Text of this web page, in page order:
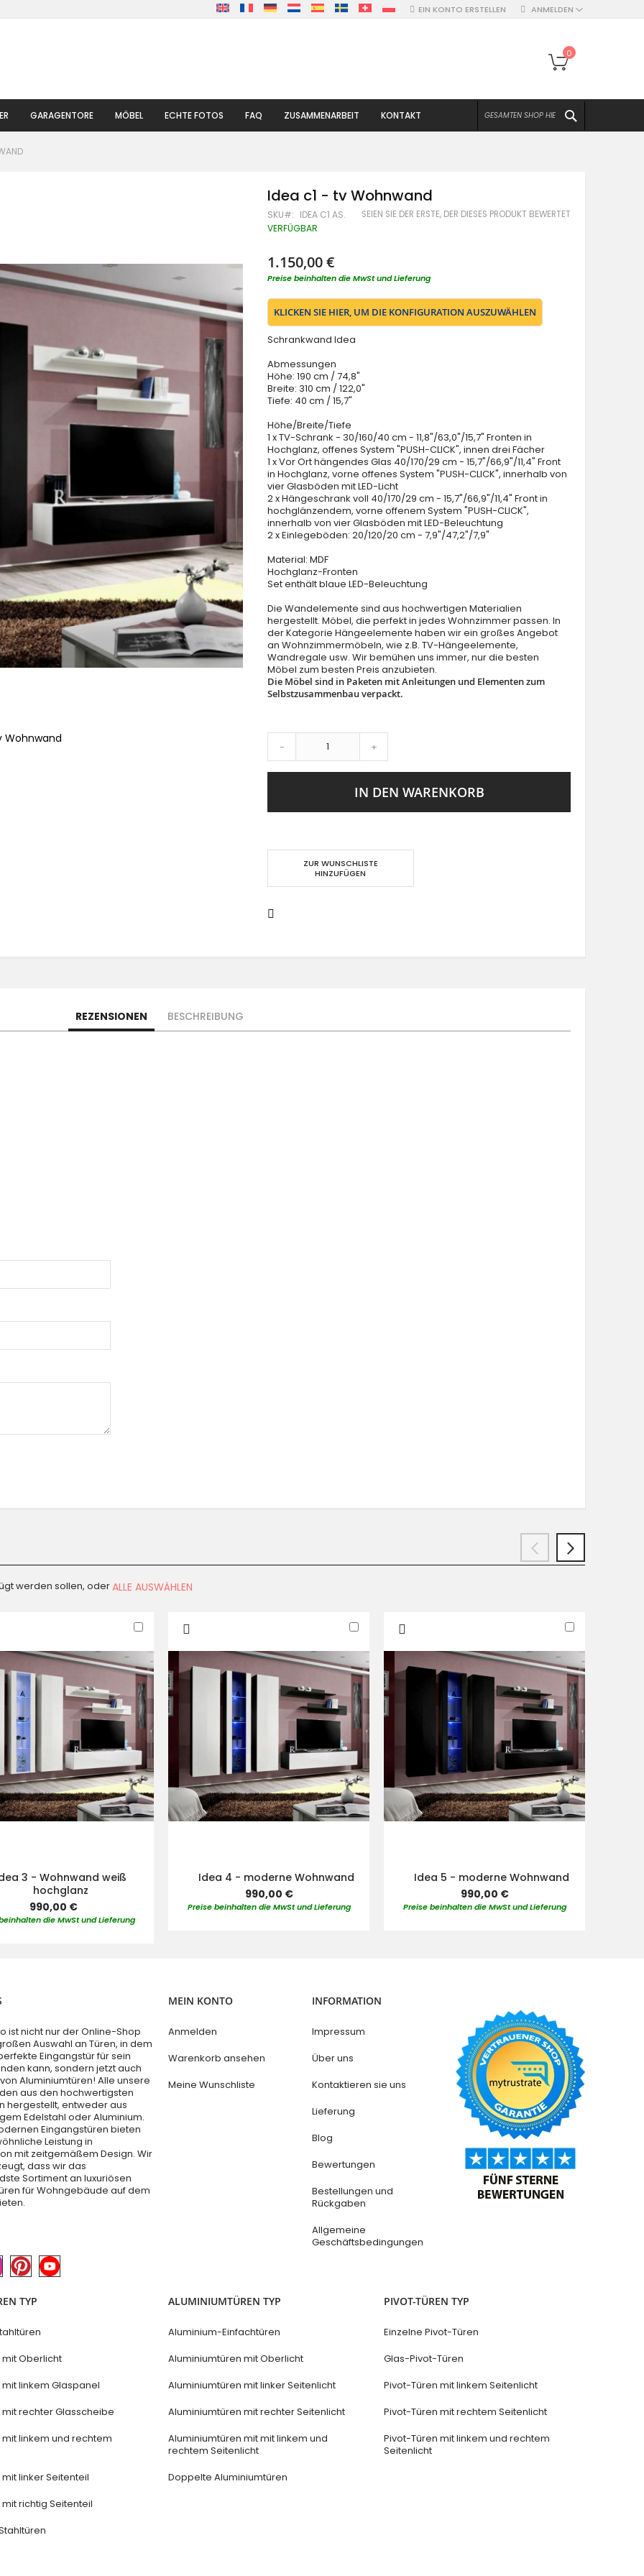
ANMELDEN
EIN KONTO ERSTELLEN
Mein
0
GARAGENTORE MÖBEL ECHTE FOTOS FAQ ZUSAMMENARBEIT KONTAKT
Wohnwand
Idea c1 - tv Wohnwand
SKU IDEA C1 AS. SEIEN SIE DER ERSTE, DER DIESES PRODUKT BEWERTET
VERFÜGBAR
1.150,00 €
Preise beinhalten die MwSt und Lieferung
KLICKEN SIE HIER, UM DIE KONFIGURATION AUSZUWÄHLEN
Schrankwand Idea
Abmessungen
Höhe: 190 cm / 74,8"
Breite: 310 cm / 122,0"
Tiefe: 40 cm / 15,7"
Höhe/Breite/Tiefe
1 x TV-Schrank - 30/160/40 cm - 11,8"/63,0"/15,7" Fronten in
Hochglanz, offenes System "PUSH-CLICK", innen drei Fächer
1 x Vor Ort hängendes Glas 40/170/29 cm - 15,7"/66,9"/11,4" Front
in Hochglanz, vorne offenes System "PUSH-CLICK", innerhalb von
vier Glasböden mit LED-Licht
2 x Hängeschrank voll 40/170/29 cm - 15,7"/66,9"/11,4" Front in
hochglänzendem, vorne offenem System "PUSH-CLICK",
innerhalb von vier Glasböden mit LED-Beleuchtung
2 x Einlegeböden: 20/120/20 cm - 7,9"/47,2"/7,9"
Material: MDF
Hochglanz-Fronten
Set enthält blaue LED-Beleuchtung
Die Wandelemente sind aus hochwertigen Materialien
hergestellt. Möbel, die perfekt in jedes Wohnzimmer passen. In
der Kategorie Hängeelemente haben wir ein großes Angebot
an Wohnzimmermöbeln, wie z.B. TV-Hängeelemente,
Wandregale usw. Wir bemühen uns immer, nur die besten
Möbel zum besten Preis anzubieten.
Die Möbel sind in Paketen mit Anleitungen und Elementen zum
Selbstzusammenbau verpackt.
- +
IN DEN WARENKORB
ZUR WUNSCHLISTE
HINZUFÜGEN
REZENSIONEN BESCHREIBUNG
werden sollen, oderALLE AUSWÄHLEN
Warenkorb
3 - Wohnwand weiß
hochglanz
990,00 €
die MwSt und Lieferung
Warenkorb
Idea 4 - moderne Wohnwand
990,00 €
Preise beinhalten die MwSt und Lieferung
Warenkorb
Idea 5 - moderne Wohnwand
990,00 €
Preise beinhalten die MwSt und Lieferung
ist nicht nur der Online-Shop
Auswahl an Türen, in dem
Eingangstür für sein
kann, sondern jetzt auch
Aluminiumtüren! Alle unsere
aus den hochwertigsten
hergestellt, entweder aus
Edelstahl oder Aluminium.
Eingangstüren bieten
Leistung in
mit zeitgemäßem Design. Wir
dass wir das
Sortiment an luxuriösen
für Wohngebäude auf dem
MEIN KONTO
Anmelden
Warenkorb ansehen
Meine Wunschliste
INFORMATION
Impressum
Über uns
Kontaktieren sie uns
Lieferung
Blog
Bewertungen
Bestellungen und
Rückgaben
Allgemeine
Geschäftsbedingungen
TYP
Oberlicht
linkem Glaspanel
mit rechter Glasscheibe
linkem und rechtem
linker Seitenteil
richtig Seitenteil
ALUMINIUMTÜREN TYP
Aluminium-Einfachtüren
Aluminiumtüren mit Oberlicht
Aluminiumtüren mit linker Seitenlicht
Aluminiumtüren mit rechter Seitenlicht
Aluminiumtüren mit mit linkem und
rechtem Seitenlicht
Doppelte Aluminiumtüren
PIVOT-TÜREN TYP
Einzelne Pivot-Türen
Glas-Pivot-Türen
Pivot-Türen mit linkem Seitenlicht
Pivot-Türen mit rechtem Seitenlicht
Pivot-Türen mit linkem und rechtem
Seitenlicht